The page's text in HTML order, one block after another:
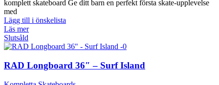
komplett skateboard Ge ditt barn en perfekt första skate-upplevelse
med
Lägg till i önskelista
Läs mer
Slutsåld
RAD Longboard 36″ – Surf Island